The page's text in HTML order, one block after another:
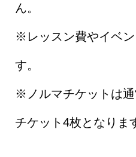
ん。
※レッスン費やイベ
す。
※ノルマチケットは
チケット4枚となりま